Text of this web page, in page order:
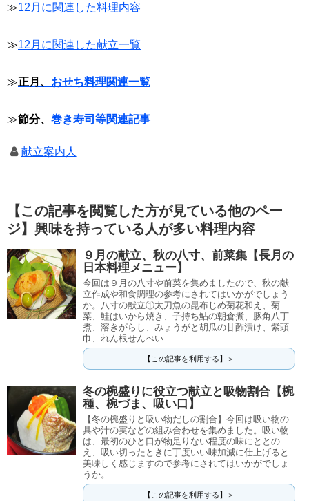
≫12月に関連した料理内容
≫12月に関連した献立一覧
≫正月、 おせち料理関連一覧
≫節分、 巻き寿司等関連記事
献立案内人
【この記事を閲覧した方が見ている他のペー
ジ】興味を持っている人が多い料理内容
９月の献立、秋の八寸、前菜集【長月の
日本料理メニュー】
今回は９月の八寸や前菜を集めましたので、秋の献
立作成や和食調理の参考にされてはいかがでしょう
か。八寸の献立①太刀魚の昆布じめ菊花和え、菊
菜、鮭はいから焼き、子持ち鮎の朝倉煮、豚角八丁
煮、溶きがらし、みょうがと胡瓜の甘酢漬け、紫頭
巾、れん根せんべい
【この記事を利用する】＞
冬の椀盛りに役立つ献立と吸物割合【椀
種、椀づま、吸い口】
【冬の椀盛りと吸い物だしの割合】今回は吸い物の
具や汁の実などの組み合わせを集めました。吸い物
は、最初のひと口が物足りない程度の味にととの
え、吸い切ったときに丁度いい味加減に仕上げると
美味しく感じますので参考にされてはいかがでしょ
うか。
【この記事を利用する】＞